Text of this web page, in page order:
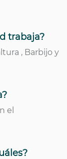
trabaja?
, Barbijo y
el